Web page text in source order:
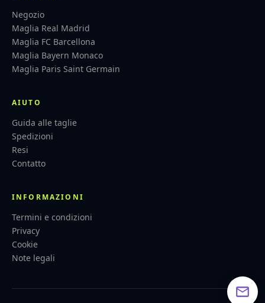
Negozio
Maglia Real Madrid
Maglia FC Barcellona
Maglia Bayern Monaco
Maglia Paris Saint Germain
AIUTO
Guida alle taglie
Spedizioni
Resi
Contatto
INFORMAZIONI
Termini e condizioni
Privacy
Cookie
Note legali